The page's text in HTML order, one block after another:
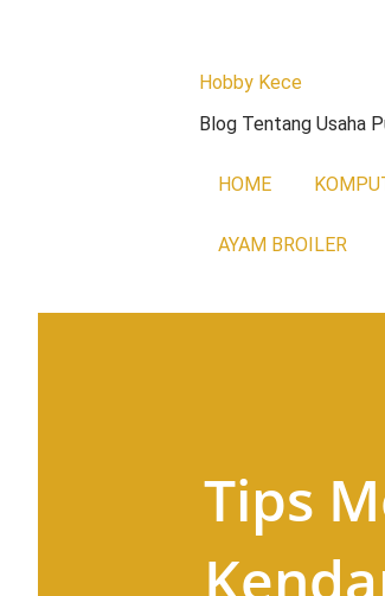
Hobby Kece
Blog Tentang Usaha
HOME
AYAM BROILER
Tips